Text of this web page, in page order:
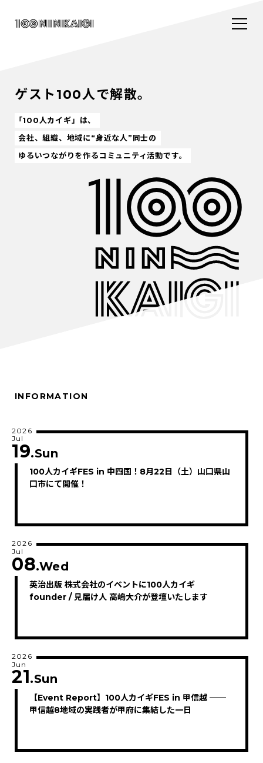
ゲスト100人で解散。
「100人カイギ」は、
会社、組織、地域に“身近な人”同士の
ゆるいつながりを作るコミュニティ活動です。
INFORMATION
100人カイギFES in 中四国！8月22日（土）山口県山
口市にて開催！
2026
Jul
19.Sun
英治出版 株式会社のイベントに100人カイギ
founder / 見届け人 高嶋大介が登壇いたします
2026
Jul
08.Wed
【Event Report】100人カイギFES in 甲信越 ──
甲信越8地域の実践者が甲府に集結した一日
2026
Jun
21.Sun